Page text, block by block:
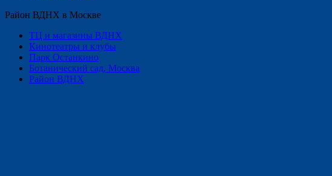
Район ВДНХ в Москве
ТЦ и магазины ВДНХ
Кинотеатры и клубы
Парк Останкино
Ботанический сад, Москва
Район ВДНХ